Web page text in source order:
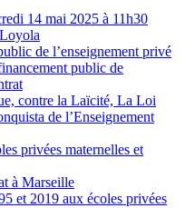
14 mai 2025 à 11h30
de l’enseignement privé
public de
contre la Laïcité, La Loi
de l’Enseignement
privées maternelles et
à Marseille
et 2019 aux écoles privées